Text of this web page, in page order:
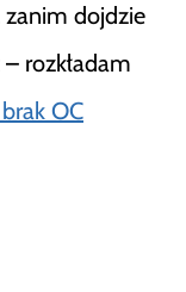
zanim dojdzie
rozkładam
OC